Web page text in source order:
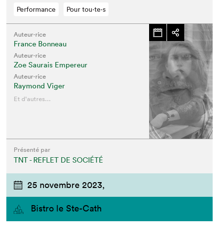
Performance Pour tou⋅te⋅s
Auteur·rice
France Bonneau
Auteur·rice
Zoe Saurais Empereur
Auteur·rice
Raymond Viger
Et d'autres...
Présenté par
TNT - REFLET DE SOCIÉTÉ
25 novembre 2023,
Bistro le Ste-Cath